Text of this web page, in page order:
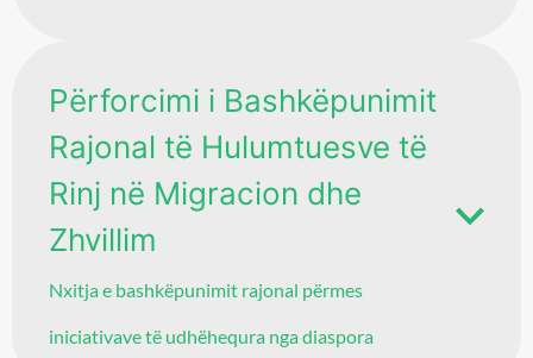
Përforcimi i Bashkëpunimit
Rajonal të Hulumtuesve të
Rinj në Migracion dhe
Zhvillim
Nxitja e bashkëpunimit rajonal përmes
iniciativave të udhëhequra nga diaspora